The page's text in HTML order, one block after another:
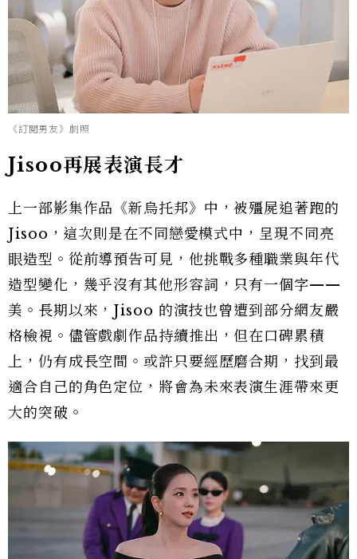
《訂閱男友》劇照
Jisoo再展表演長才
上一部影集作品《新烏托邦》中，被殭屍追著跑的
Jisoo，這次則是在不同戀愛模式中，呈現不同亮
眼造型。從前導預告可見，他挑戰多種職業與年代
造型變化，幾乎沒有其他形容詞，只有一個字——
美。長期以來，Jisoo 的演技也曾遭到部分網友嚴
格檢視。儘管戲劇作品持續推出，但在口碑累積
上，仍有成長空間。或許只要經歷磨合期，找到最
適合自己的角色定位，將會為未來表演生涯帶來更
大的突破。